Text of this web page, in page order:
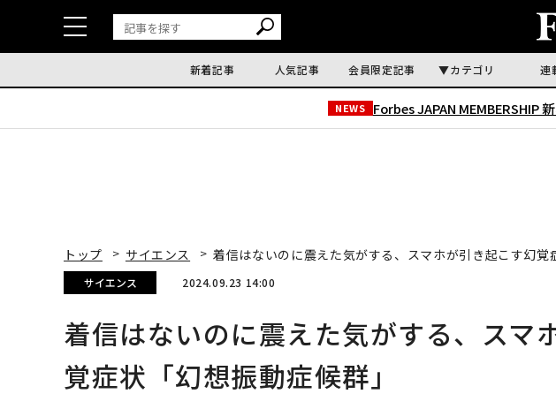
新着記事 人気記事 会員限定記事 カテゴリ 連
NEWS Forbes JAPAN MEMBERSHIP
トップ サイエンス 着信はないのに震えた気がする、スマホが引き起こす幻覚
サイエンス 2024.09.23 14:00
着信はないのに震えた気がする、スマ
覚症状「幻想振動症候群」